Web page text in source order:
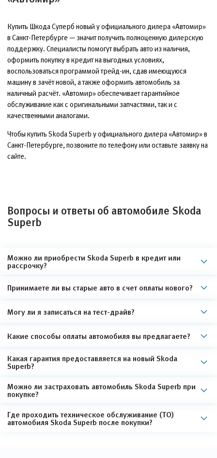
Купить Шкода Суперб новый у официального дилера «Автомир»
в Санкт-Петербурге — значит получить полноценную дилерскую
поддержку. Специалисты помогут выбрать авто из наличия,
оформить покупку в кредит на выгодных условиях,
воспользоваться программой трейд-ин, сдав имеющуюся
машину в зачёт новой, а также оформить автомобиль за
наличный расчёт. «Автомир» обеспечивает гарантийное
обслуживание как с оригинальными запчастями, так и с
качественными аналогами.
Чтобы купить Skoda Superb у официального дилера «Автомир» в
Санкт-Петербурге, позвоните по телефону или оставьте заявку на
сайте.
Вопросы и ответы об автомобиле Skoda
Superb
Можно ли приобрести Skoda Superb в кредит или
рассрочку?
Принимаете ли вы старые авто в счет оплаты нового?
Могу ли я записаться на тест-драйв?
Какие способы оплаты автомобиля вы предлагаете?
Какая гарантия предоставляется на новый Skoda
Superb?
Можно ли застраховать автомобиль Skoda Superb при
покупке?
Где проходить техническое обслуживание (ТО)
автомобиля Skoda Superb после покупки?